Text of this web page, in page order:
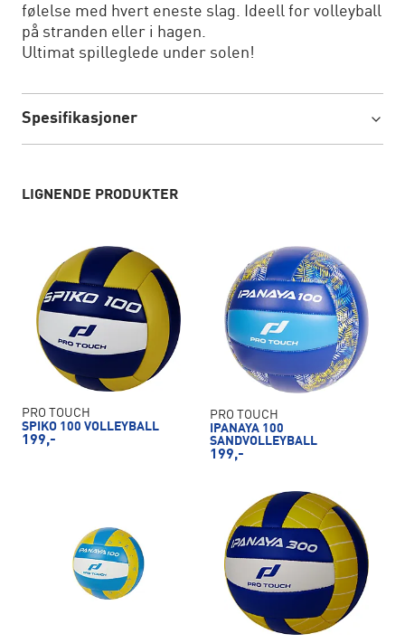
følelse med hvert eneste slag. Ideell for volleyball
på stranden eller i hagen.
Ultimat spilleglede under solen!
Spesifikasjoner
LIGNENDE PRODUKTER
PRO TOUCH
SPIKO 100 VOLLEYBALL
199,-
PRO TOUCH
IPANAYA 100
SANDVOLLEYBALL
199,-